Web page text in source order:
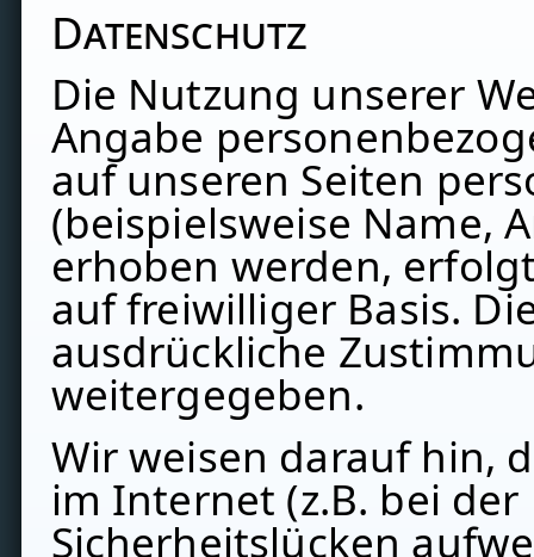
Datenschutz
Die Nutzung unserer
Angabe
auf unseren Seiten
(beispielsweise Name,
erhoben werden,
auf freiwilliger Basis.
ausdrückliche
weitergegeben.
Wir weisen darauf hin,
im Internet (z.B. bei
Sicherheitslücken